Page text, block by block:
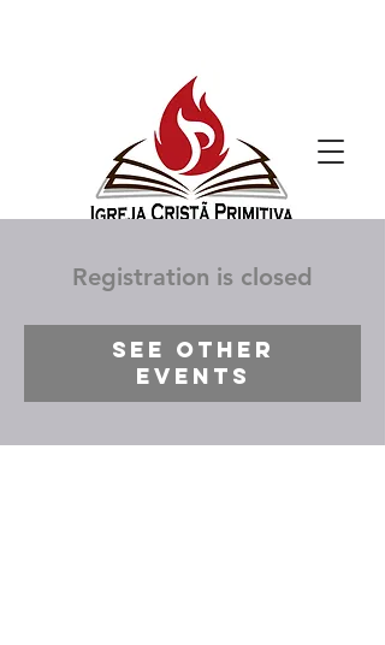
Registration is closed
See other
events